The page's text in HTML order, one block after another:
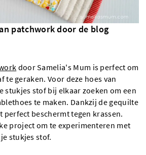
patchwork door de blog
door Samelia's Mum is perfect om
te geraken. Voor deze hoes van
stukjes stof bij elkaar zoeken om een
te maken. Dankzij de gequilte
perfect beschermt tegen krassen.
project om te experimenteren met
stukjes stof.